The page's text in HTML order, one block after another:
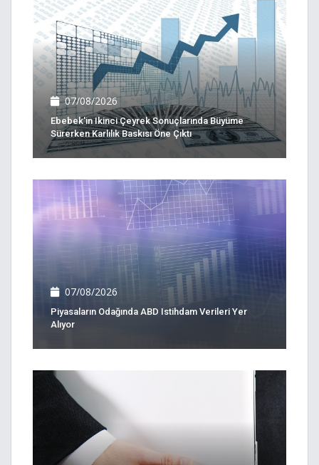
07/08/2026
Ebebek'in Ikinci Çeyrek Sonuçlarında Büyüme
Sürerken Karlılık Baskısı Öne Çıktı
07/08/2026
Piyasaların Odağında ABD Istihdam Verileri Yer
Alıyor